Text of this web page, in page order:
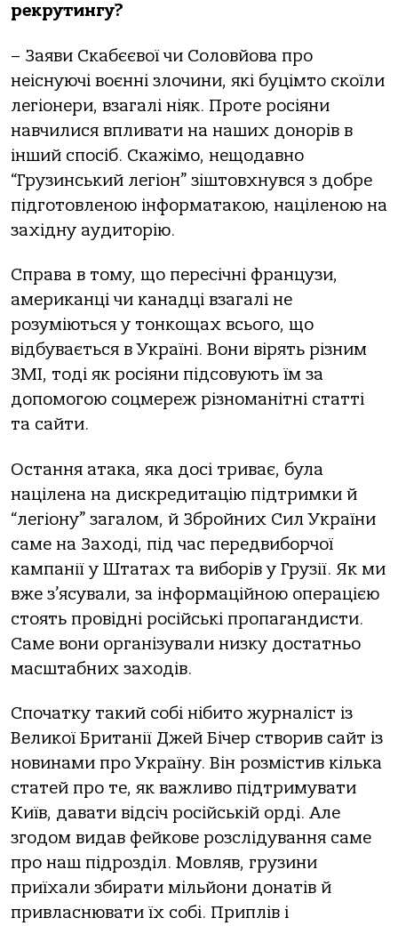
рекрутингу?
– Заяви Скабєєвої чи Соловйова про
неіснуючі воєнні злочини, які буцімто скоїли
легіонери, взагалі ніяк. Проте росіяни
навчилися впливати на наших донорів в
інший спосіб. Скажімо, нещодавно
“Грузинський легіон” зіштовхнувся з добре
підготовленою інформатакою, націленою на
західну аудиторію.
Справа в тому, що пересічні французи,
американці чи канадці взагалі не
розуміються у тонкощах всього, що
відбувається в Україні. Вони вірять різним
ЗМІ, тоді як росіяни підсовують їм за
допомогою соцмереж різноманітні статті
та сайти.
Остання атака, яка досі триває, була
націлена на дискредитацію підтримки й
“легіону” загалом, й Збройних Сил України
саме на Заході, під час передвиборчої
кампанії у Штатах та виборів у Грузії. Як ми
вже з’ясували, за інформаційною операцією
стоять провідні російські пропагандисти.
Саме вони організували низку достатньо
масштабних заходів.
Спочатку такий собі нібито журналіст із
Великої Британії Джей Бічер створив сайт із
новинами про Україну. Він розмістив кілька
статей про те, як важливо підтримувати
Київ, давати відсіч російській орді. Але
згодом видав фейкове розслідування саме
про наш підрозділ. Мовляв, грузини
приїхали збирати мільйони донатів й
привласнювати їх собі. Приплів і